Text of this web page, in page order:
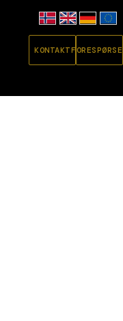
KONTAKT